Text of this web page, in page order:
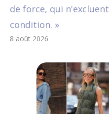
de force, qui
condition. »
8 août 2026